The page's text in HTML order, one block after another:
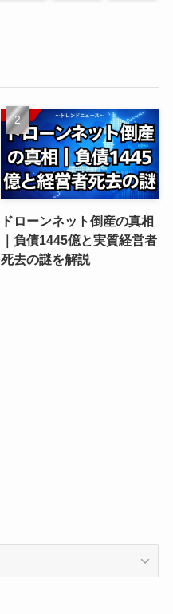
ドローンネット倒産の真相
｜負債1445億と実質経営者
死去の謎を解説